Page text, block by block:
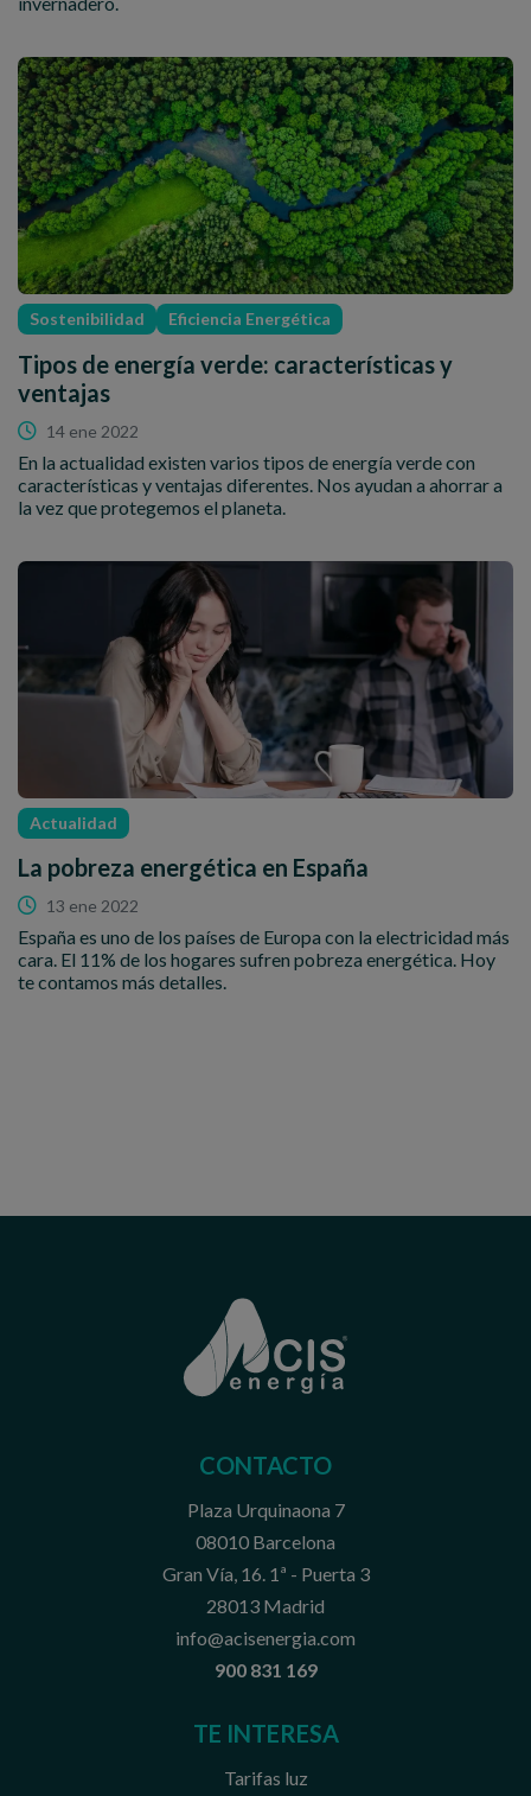
Sostenibilidad Eficiencia Energética
Tipos de energía verde: características y
ventajas
14 ene 2022
En la actualidad existen varios tipos de energía verde con
características y ventajas diferentes. Nos ayudan a ahorrar a
la vez que protegemos el planeta.
Actualidad
La pobreza energética en España
13 ene 2022
España es uno de los países de Europa con la electricidad más
cara. El 11% de los hogares sufren pobreza energética. Hoy
te contamos más detalles.
CONTACTO
Plaza Urquinaona 7
08010 Barcelona
Gran Vía, 16. 1ª - Puerta 3
28013 Madrid
info@acisenergia.com
900 831 169
TE INTERESA
Tarifas luz